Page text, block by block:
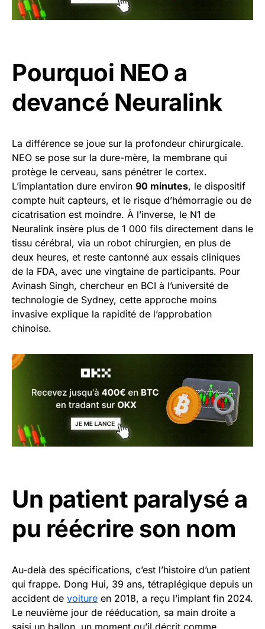
Pourquoi NEO a
devancé Neuralink
La différence se joue sur la profondeur chirurgicale.
NEO se pose sur la dure-mère, la membrane qui
protège le cerveau, sans pénétrer le cortex.
L’implantation dure environ 90 minutes, le dispositif
compte huit capteurs, et le risque d’hémorragie ou de
cicatrisation est moindre. À l’inverse, le N1 de
Neuralink insère plus de 1 000 fils directement dans le
tissu cérébral, via un robot chirurgien, en plus de
deux heures, et reste cantonné aux essais cliniques
de la FDA, avec une vingtaine de participants. Pour
Avinash Singh, chercheur en BCI à l’université de
technologie de Sydney, cette approche moins
invasive explique la rapidité de l’approbation
chinoise.
Un patient paralysé a
pu réécrire son nom
Au-delà des spécifications, c’est l’histoire d’un patient
qui frappe. Dong Hui, 39 ans, tétraplégique depuis un
accident de voiture en 2018, a reçu l’implant fin 2024.
Le neuvième jour de rééducation, sa main droite a